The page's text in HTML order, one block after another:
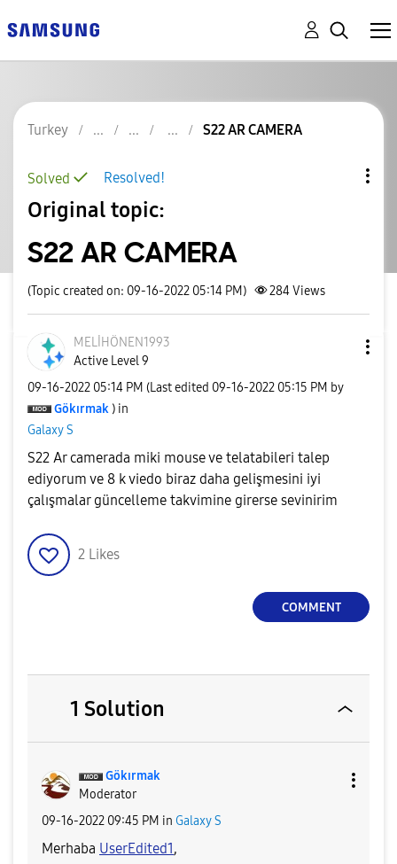
Turkey S22 AR CAMERA
Resolved!
Solved
Original topic:
S22 AR CAMERA
(Topic created on: 09-16-2022 05:14 PM) 284Views
MELİHÖNEN1993
Active Level 9
‎09-16-2022 05:14 PM (Last edited ‎09-16-2022 05:15 PM by
Gökırmak ) in
Galaxy S
S22 Ar camerada miki mouse ve telatabileri talep
ediyorum ve 8 k viedo biraz daha gelişmesini iyi
çalışmalar güncelleme takvimine girerse sevinirim
2 Likes
COMMENT
1 Solution
Gökırmak
Moderator
‎09-16-2022 09:45 PM in Galaxy S
Merhaba UserEdited1,